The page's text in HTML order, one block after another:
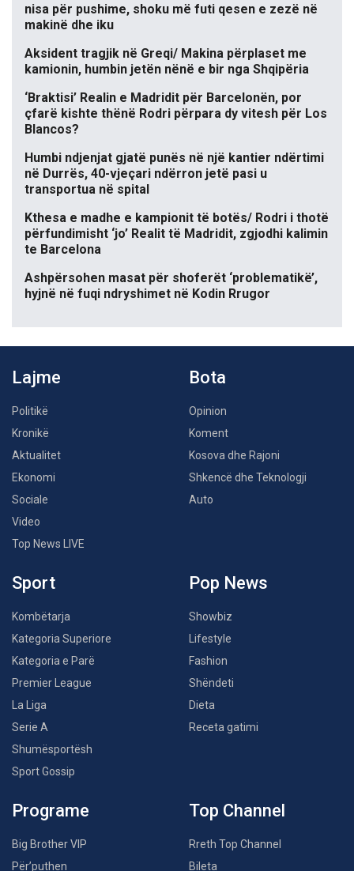
nisa për pushime, shoku më futi qesen e zezë në
makinë dhe iku
Aksident tragjik në Greqi/ Makina përplaset me
kamionin, humbin jetën nënë e bir nga Shqipëria
‘Braktisi’ Realin e Madridit për Barcelonën, por
çfarë kishte thënë Rodri përpara dy vitesh për Los
Blancos?
Humbi ndjenjat gjatë punës në një kantier ndërtimi
në Durrës, 40-vjeçari ndërron jetë pasi u
transportua në spital
Kthesa e madhe e kampionit të botës/ Rodri i thotë
përfundimisht ‘jo’ Realit të Madridit, zgjodhi kalimin
te Barcelona
Ashpërsohen masat për shoferët ‘problematikë’,
hyjnë në fuqi ndryshimet në Kodin Rrugor
Lajme
Politikë
Kronikë
Aktualitet
Ekonomi
Sociale
Video
Top News LIVE
Bota
Opinion
Koment
Kosova dhe Rajoni
Shkencë dhe Teknologji
Auto
Sport
Kombëtarja
Kategoria Superiore
Kategoria e Parë
Premier League
La Liga
Serie A
Shumësportësh
Sport Gossip
Pop News
Showbiz
Lifestyle
Fashion
Shëndeti
Dieta
Receta gatimi
Programe
Big Brother VIP
Për’puthen
Top Channel
Rreth Top Channel
Bileta